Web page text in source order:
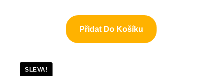
Přidat Do Košíku
SLEVA!